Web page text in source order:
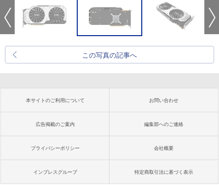
この写真の記事へ
本サイトのご利用について お問い合わせ
広告掲載のご案内 編集部へのご連絡
プライバシーポリシー 会社概要
インプレスグループ 特定商取引法に基づく表示